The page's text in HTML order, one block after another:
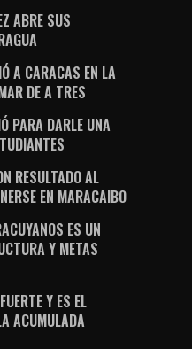
ABRE SUS
A CARACAS EN LA
DE A TRES
PARA DARLE UNA
RESULTADO AL
EN MARACAIBO
ES UN
Y METAS
Y ES EL
ACUMULADA